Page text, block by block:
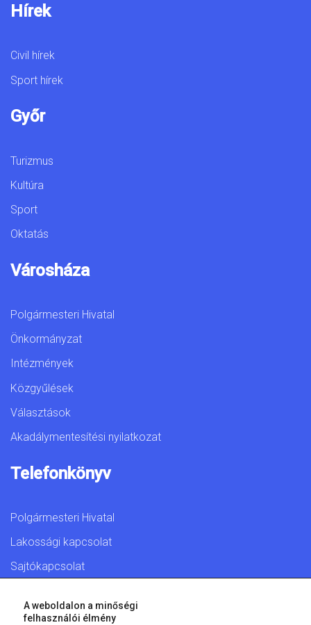
Hírek
Civil hírek
Sport hírek
Győr
Turizmus
Kultúra
Sport
Oktatás
Városháza
Polgármesteri Hivatal
Önkormányzat
Intézmények
Közgyűlések
Választások
Akadálymentesítési nyilatkozat
Telefonkönyv
Polgármesteri Hivatal
Lakossági kapcsolat
Sajtókapcsolat
A weboldalon a minőségi
felhasználói élmény